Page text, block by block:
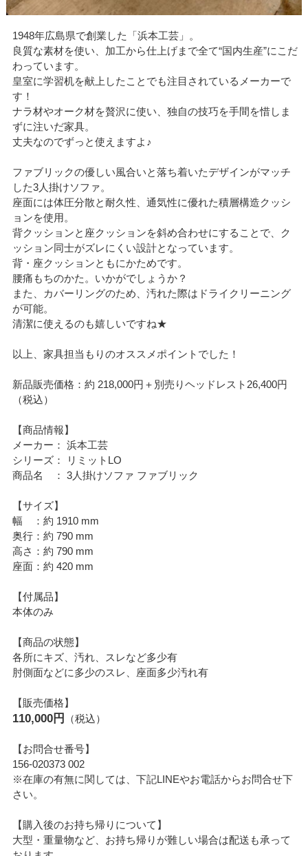
1948年広島県で創業した「浜本工芸」。
良質な素材を使い、加工から仕上げまで全て“国内生産”にこだ
わっています。
皇室に学習机を献上したことでも注目されているメーカーで
す！
ナラ材やオーク材を贅沢に使い、独自の技巧を手間を惜しま
ずに注いだ家具。
丈夫なのでずっと使えますよ♪
ファブリックの優しい風合いと落ち着いたデザインがマッチ
した3人掛けソファ。
座面には体圧分散と耐久性、通気性に優れた積層構造クッシ
ョンを使用。
背クッションと座クッションを斜め合わせにすることで、ク
ッション同士がズレにくい設計となっています。
背・座クッションともにかためです。
腰痛もちのかた。いかがでしょうか？
また、カバーリングのため、汚れた際はドライクリーニング
が可能。
清潔に使えるのも嬉しいですね★
以上、家具担当もりのオススメポイントでした！
新品販売価格：約 218,000円＋別売りヘッドレスト26,400円
（税込）
【商品情報】
メーカー： 浜本工芸
シリーズ： リミットLO
商品名 ： 3人掛けソファ ファブリック
【サイズ】
幅 ：約 1910 mm
奥行：約 790 mm
高さ：約 790 mm
座面：約 420 mm
【付属品】
本体のみ
【商品の状態】
各所にキズ、汚れ、スレなど多少有
肘側面などに多少のスレ、座面多少汚れ有
【販売価格】
110,000円 （税込）
【お問合せ番号】
156-020373 002
※在庫の有無に関しては、下記LINEやお電話からお問合せ下
さい。
【購入後のお持ち帰りについて】
大型・重量物など、お持ち帰りが難しい場合は配送も承って